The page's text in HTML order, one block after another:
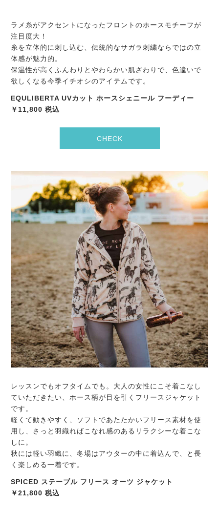
ラメ糸がアクセントになったフロントのホースモチーフが
注目度大！
糸を立体的に刺し込む、伝統的なサガラ刺繍ならではの立
体感が魅力的。
保温性が高くふんわりとやわらかい肌ざわりで、色違いで
欲しくなる今季イチオシのアイテムです。
EQULIBERTA UVカット ホースシェニール フーディー
￥11,800 税込
CHECK
レッスンでもオフタイムでも。大人の女性にこそ着こなし
ていただきたい、ホース柄が目を引くフリースジャケット
です。
軽くて動きやすく、ソフトであたたかいフリース素材を使
用し、さっと羽織ればこなれ感のあるリラクシーな着こな
しに。
秋には軽い羽織に、冬場はアウターの中に着込んで、と長
く楽しめる一着です。
SPICED ステーブル フリース オーツ ジャケット
￥21,800 税込